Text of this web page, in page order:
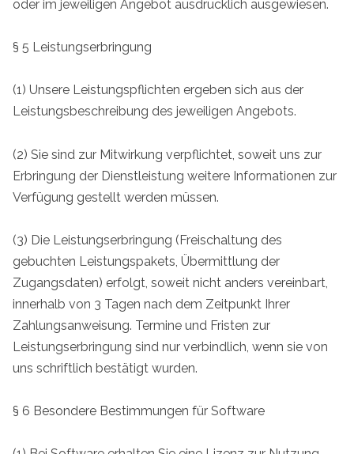
oder im jeweiligen Angebot ausdrücklich ausgewiesen.
§ 5 Leistungserbringung
(1) Unsere Leistungspflichten ergeben sich aus der
Leistungsbeschreibung des jeweiligen Angebots.
(2) Sie sind zur Mitwirkung verpflichtet, soweit uns zur
Erbringung der Dienstleistung weitere Informationen zur
Verfügung gestellt werden müssen.
(3) Die Leistungserbringung (Freischaltung des
gebuchten Leistungspakets, Übermittlung der
Zugangsdaten) erfolgt, soweit nicht anders vereinbart,
innerhalb von 3 Tagen nach dem Zeitpunkt Ihrer
Zahlungsanweisung. Termine und Fristen zur
Leistungserbringung sind nur verbindlich, wenn sie von
uns schriftlich bestätigt wurden.
§ 6 Besondere Bestimmungen für Software